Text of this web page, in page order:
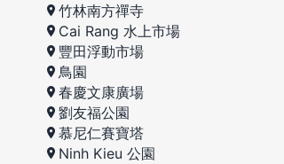
竹林南方禪寺
Cai Rang 水上市場
豐田浮動市場
鳥園
春慶文康廣場
劉友福公園
慕尼仁賽寶塔
Ninh Kieu 公園